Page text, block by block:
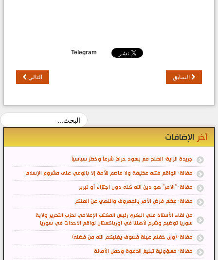
Telegram
السابق التالي
آخر الإضافات
جريدة الراية: الصلح مع يهود حرامٌ شرعاً وخطرٌ سياسياً
مقالة: الواقع فتنه عظيمة ولا عاصم للأمة إلا بالوعي على مشروع الإسلام
مقالة: "الأمر" هو دين الله كله دون اجتزاء أو تبرير
مقالة: عِظم فرض الأمر بالمعروف والنهي عن المنكر
من لقاء الأستاذ علي البكري رئيس المكتب الإعلامي لحزب التحرير ولاية
سوريا توضيح وشرح لأهلنا في اوزباكستان لواقع الاحداث في سوريا
مقالة: (وإن خفتم عيلة فسوف يغنيكم الله من فضله)
مقالة: مسؤولية تبليغ الدعوة وحمل الأمانة